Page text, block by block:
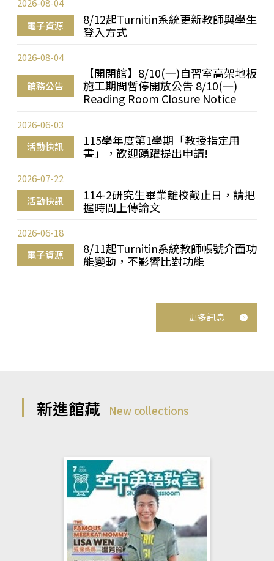
電子資源
8/12起Turnitin系統更新教師與學生
登入方式
2026-08-04
館務公告
【開閉館】8/10(一)自習室高架地板
施工期間暫停開放公告 8/10(一)
Reading Room Closure Notice
2026-08-04
活動快訊
115學年度第1學期「教授指定用
書」，歡迎踴躍提出申請!
2026-06-03
活動快訊
114-2研究生畢業離校截止日，請把
握時間上傳論文
2026-07-22
電子資源
8/11起Turnitin系統教師帳號介面功
能變動，不影響比對功能
2026-06-18
更多訊息
新進館藏 New collections